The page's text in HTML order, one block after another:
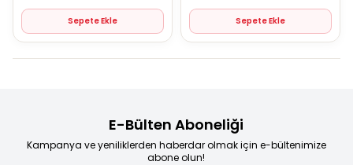
Sepete Ekle Sepete Ekle
E-Bülten Aboneliği
Kampanya ve yeniliklerden haberdar olmak için e-bültenimize
abone olun!